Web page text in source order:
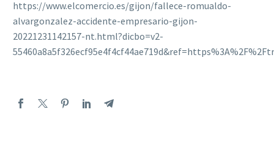
https://www.elcomercio.es/gijon/fallece-romualdo-
alvargonzalez-accidente-empresario-gijon-
20221231142157-nt.html?dicbo=v2-